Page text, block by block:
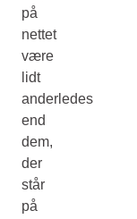
på
nettet
være
lidt
anderledes
end
dem,
der
står
på